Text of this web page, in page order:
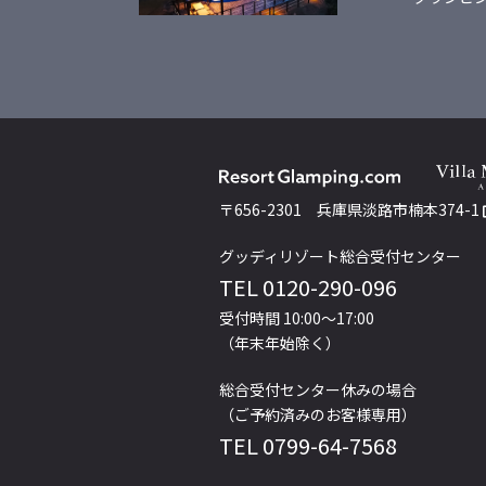
〒656-2301 兵庫県淡路市楠本374-1
グッディリゾート総合受付センター
TEL0120-290-096
受付時間 10:00～17:00
（年末年始除く）
総合受付センター休みの場合
（ご予約済みのお客様専用）
TEL0799-64-7568